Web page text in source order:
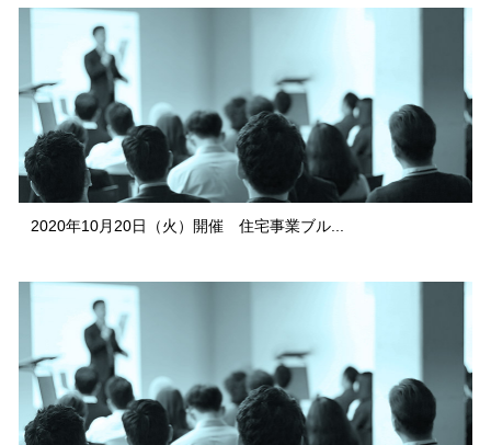
2020年10月20日（火）開催 住宅事業ブル...